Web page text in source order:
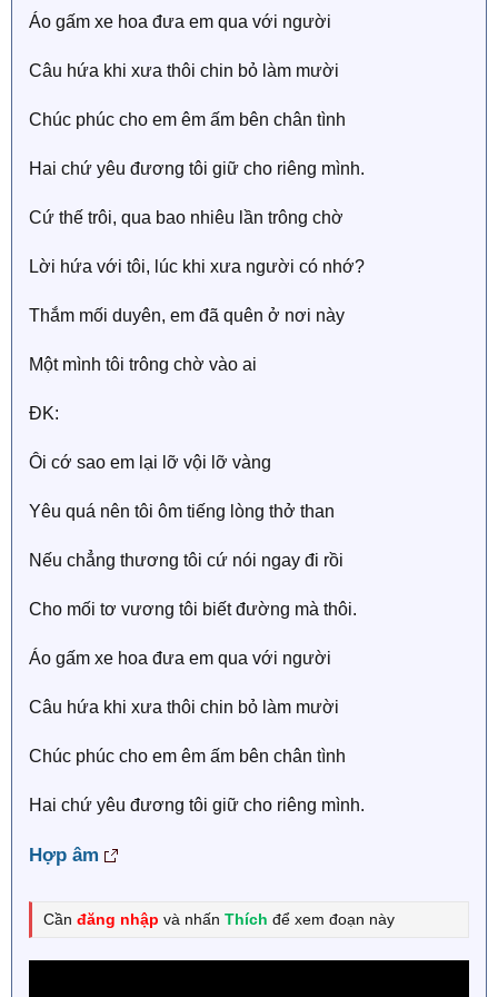
Áo gấm xe hoa đưa em qua với người
Câu hứa khi xưa thôi chin bỏ làm mười
Chúc phúc cho em êm ấm bên chân tình
Hai chứ yêu đương tôi giữ cho riêng mình.
Cứ thế trôi, qua bao nhiêu lần trông chờ
Lời hứa với tôi, lúc khi xưa người có nhớ?
Thắm mối duyên, em đã quên ở nơi này
Một mình tôi trông chờ vào ai
ĐK:
Ôi cớ sao em lại lỡ vội lỡ vàng
Yêu quá nên tôi ôm tiếng lòng thở than
Nếu chẳng thương tôi cứ nói ngay đi rồi
Cho mối tơ vương tôi biết đường mà thôi.
Áo gấm xe hoa đưa em qua với người
Câu hứa khi xưa thôi chin bỏ làm mười
Chúc phúc cho em êm ấm bên chân tình
Hai chứ yêu đương tôi giữ cho riêng mình.
Hợp âm
Cần đăng nhập và nhấn Thích để xem đoạn này